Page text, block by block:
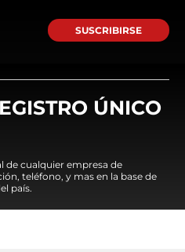
SUSCRIBIRSE
ÚNICO
de cualquier empresa de
teléfono, y mas en la base de
país.